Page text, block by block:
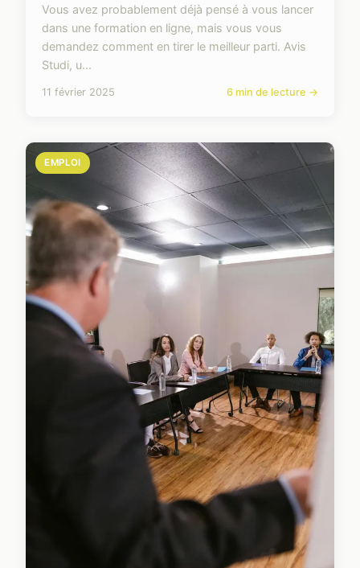
Vous avez probablement déjà pensé à vous lancer
dans une formation en ligne, mais vous vous
demandez comment en tirer le meilleur parti. Avis
Studi, u...
11 février 2025 6 min de lecture →
EMPLOI